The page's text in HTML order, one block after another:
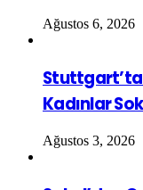
Ağustos 6, 2026
Stuttgart’ta
Kadınlar
Ağustos 3, 2026